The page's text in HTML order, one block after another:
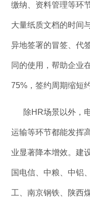
缴纳、资料管理等环
大量纸质文档的时间
异地签署的冒签、代
同的使用，帮助企业
75%，签约周期缩短
除HR场景以外，
运输等环节都能发挥
业显著降本增效。建
国电信、中粮、中铝
工、南京钢铁、陕西